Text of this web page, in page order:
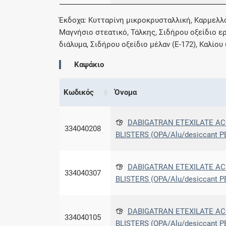
Έκδοχα: Κυτταρίνη μικροκρυσταλλική,
Μαγνήσιο στεατικό, Τάλκης, Σιδήρου οξείδιο
διάλυμα, Σιδήρου οξείδιο μέλαν (E-172), Καλίου
Καψάκιο
Κωδικός Όνομα
334040208
DABIGATRAN ETEXILATE
BLISTERS (OPA/Alu/desiccant
334040307
DABIGATRAN ETEXILATE
BLISTERS (OPA/Alu/desiccant
334040105
DABIGATRAN ETEXILATE
BLISTERS (OPA/Alu/desiccant